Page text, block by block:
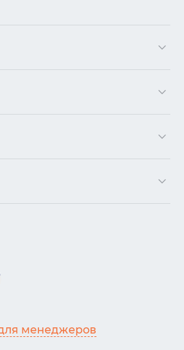
менеджеров